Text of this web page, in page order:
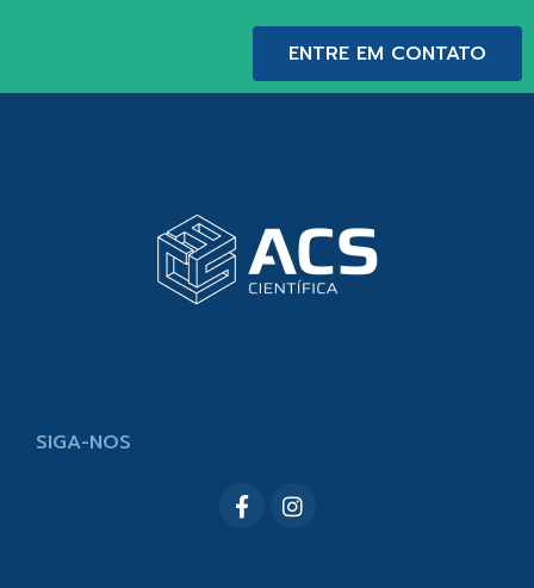
ENTRE EM CONTATO
SIGA-NOS